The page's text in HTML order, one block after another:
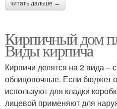
читать дальше →
Кирпичный дом
Виды кирпича
Кирпичи делятся на 2 вида –
облицовочные. Если бюджет
используют для кладки
лицевой применяют для